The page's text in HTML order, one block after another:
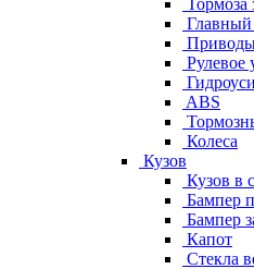
Тормоза
Рулевое
ABS
Колеса
Кузов
Кузов в
Бампер
Бампер
Капот
Стекла